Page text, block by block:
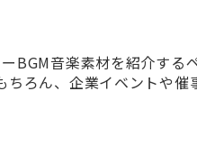
BGM音楽素材を紹介す
ちろん、企業イベントや